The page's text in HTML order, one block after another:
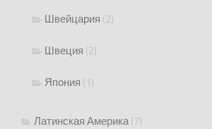
Швейцария (2)
Швеция (2)
Япония (1)
Латинская Америка(7)